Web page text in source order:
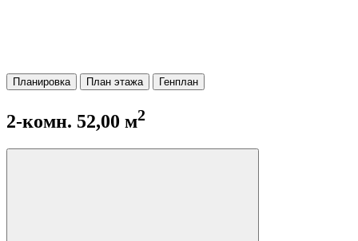
Планировка План этажа Генплан
2-комн. 52,00 м2